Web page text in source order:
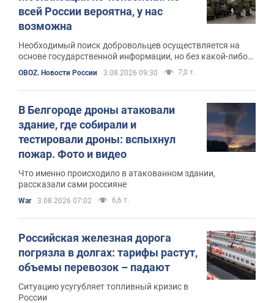
всей России вероятна, у нас
возможна
Необходимый поиск добровольцев осуществляется на
основе государственной информации, но без какой-либо
OBOZ. Новости России 3.08.2026 09:30 7,0 т.
В Белгороде дроны атаковали
здание, где собирали и
тестировали дроны: вспыхнул
пожар. Фото и видео
Что именно происходило в атакованном здании,
рассказали сами россияне
War 3.08.2026 07:02 6,6 т.
Российская железная дорога
погрязла в долгах: тарифы растут,
объемы перевозок – падают
Ситуацию усугубляет топливный кризис в
России